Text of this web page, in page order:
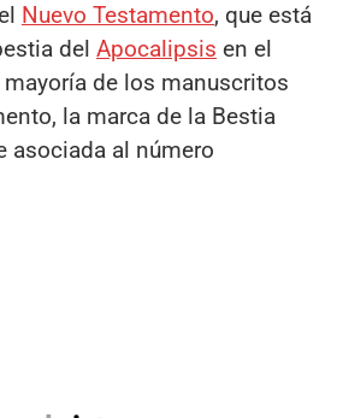
Nuevo Testamento, que está
del Apocalipsis en el
de los manuscritos
la marca de la Bestia
asociada al número